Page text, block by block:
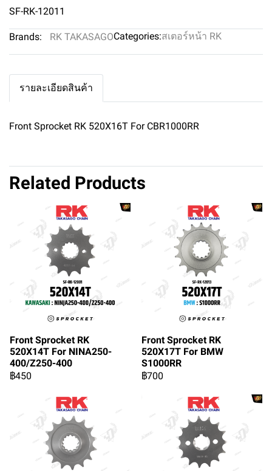
SF-RK-12011
Brands: RK TAKASAGOCategories:สเตอร์หน้า RK
รายละเอียดสินค้า
Front Sprocket RK 520X16T For CBR1000RR
Related Products
Front Sprocket RK
520X14T For NINA250-
400/Z250-400
฿450
Front Sprocket RK
520X17T For BMW
S1000RR
฿700